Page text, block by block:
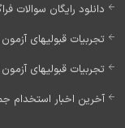
دانلود رایگان سوالات
تجربیات قبولیهای
تجربیات قبولیهای
آخرین اخبار استخدام جمعیت